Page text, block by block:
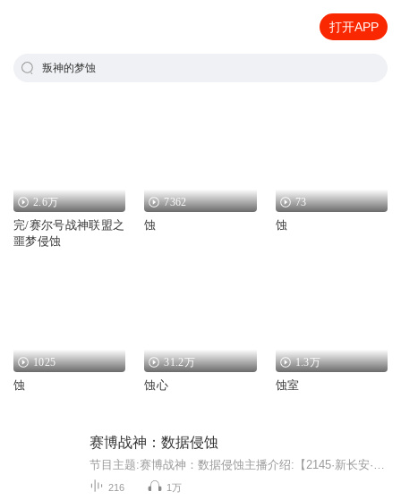
打开APP
叛神的梦蚀
2.6万
完/赛尔号战神联盟之
噩梦侵蚀
7362
蚀
73
蚀
1025
蚀
31.2万
蚀心
1.3万
蚀室
赛博战神：数据侵蚀
216 1万